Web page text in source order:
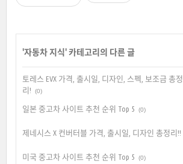
'자동차 지식' 카테고리의 다른 글
토레스 EVX 가격, 출시일, 디자인, 스펙, 보조금 총정
리!
(0)
일본 중고차 사이트 추천 순위 Top 5 (0)
제네시스 X 컨버터블 가격, 출시일, 디자인 총정리!!
미국 중고차 사이트 추천 순위 Top 5 (0)